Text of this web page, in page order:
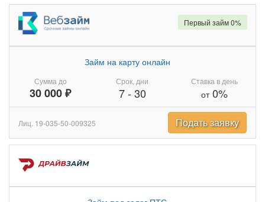
Сумма до
30 000 ₽
Займ на карту онлайн
Срок, дни
7- 30
Ставка в день
от0%
Первый займ 0%
Лиц. 19-035-50-009325 Подать заявку